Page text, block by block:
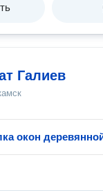
Галиев
окон